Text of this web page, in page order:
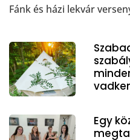
Fánk és házi lekvár
Egy